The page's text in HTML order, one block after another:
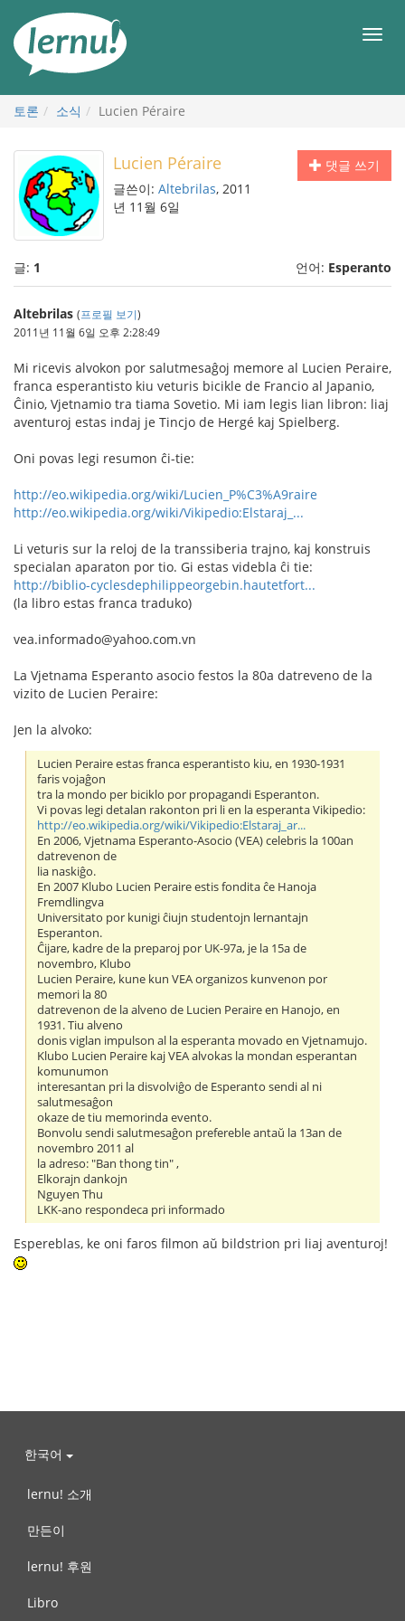
메
토론 소식 Lucien Péraire
댓글 쓰기
Lucien Péraire
글쓴이: Altebrilas, 2011
년 11월 6일
글: 1 언어: Esperanto
Altebrilas (프로필 보기)
2011년 11월 6일 오후 2:28:49
Mi ricevis alvokon por salutmesaĝoj memore al Lucien Peraire,
franca esperantisto kiu veturis bicikle de Francio al Japanio,
Ĉinio, Vjetnamio tra tiama Sovetio. Mi iam legis lian libron: liaj
aventuroj estas indaj je Tincjo de Hergé kaj Spielberg.
Oni povas legi resumon ĉi-tie:
http://eo.wikipedia.org/wiki/Lucien_P%C3%A9raire
http://eo.wikipedia.org/wiki/Vikipedio:Elstaraj_...
Li veturis sur la reloj de la transsiberia trajno, kaj konstruis
specialan aparaton por tio. Gi estas videbla ĉi tie:
http://biblio-cyclesdephilippeorgebin.hautetfort...
(la libro estas franca traduko)
vea.informado@yahoo.com.vn
La Vjetnama Esperanto asocio festos la 80a datreveno de la
vizito de Lucien Peraire:
Jen la alvoko:
Lucien Peraire estas franca esperantisto kiu, en 1930-1931
faris vojaĝon
tra la mondo per biciklo por propagandi Esperanton.
Vi povas legi detalan rakonton pri li en la esperanta Vikipedio:
http://eo.wikipedia.org/wiki/Vikipedio:Elstaraj_ar...
En 2006, Vjetnama Esperanto-Asocio (VEA) celebris la 100an
datrevenon de
lia naskiĝo.
En 2007 Klubo Lucien Peraire estis fondita ĉe Hanoja
Fremdlingva
Universitato por kunigi ĉiujn studentojn lernantajn
Esperanton.
Ĉijare, kadre de la preparoj por UK-97a, je la 15a de
novembro, Klubo
Lucien Peraire, kune kun VEA organizos kunvenon por
memori la 80
datrevenon de la alveno de Lucien Peraire en Hanojo, en
1931. Tiu alveno
donis viglan impulson al la esperanta movado en Vjetnamujo.
Klubo Lucien Peraire kaj VEA alvokas la mondan esperantan
komunumon
interesantan pri la disvolviĝo de Esperanto sendi al ni
salutmesaĝon
okaze de tiu memorinda evento.
Bonvolu sendi salutmesaĝon prefereble antaŭ la 13an de
novembro 2011 al
la adreso: "Ban thong tin" ,
Elkorajn dankojn
Nguyen Thu
LKK-ano respondeca pri informado
Espereblas, ke oni faros filmon aŭ bildstrion pri liaj aventuroj!
한국어
lernu! 소개
만든이
lernu! 후원
Libro